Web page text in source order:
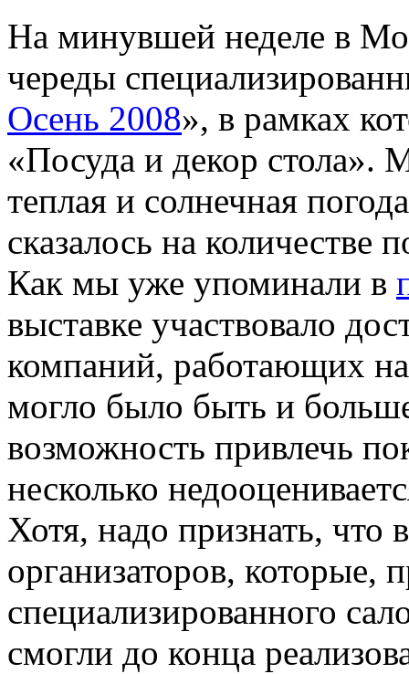
На минувшей неделе в
череды
Осень 2008», в рамках
«Посуда и декор стола».
теплая и солнечная
сказалось на количестве
Как мы уже упоминали в
выставке участвовало
компаний, работающих
могло было быть и
возможность привлечь
несколько
Хотя, надо признать, что
организаторов, которые,
специализированного
смогли до конца